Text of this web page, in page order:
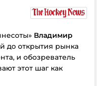
Владимир
до открытия рынка
и обозреватель
этот шаг как